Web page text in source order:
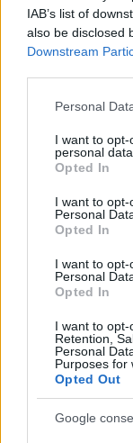
IAB’s list of
also be disclosed
Downstream
Please note that
not limited to
grant or deny
use your data for
consent section.
Personal
I want to
personal data.
Opted In
I want to
Personal
Opted In
I want to
Personal
Opted In
I want to opt-
Retention,
Personal
Purposes for
Opted Out
Google
Oszd meg